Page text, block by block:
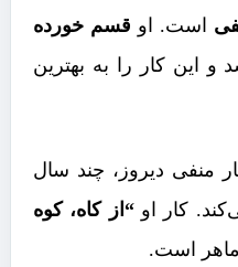
است. او قسم خورده
این کار را به بهترین
منفی دیروز، چند سال
کار او“از کاه، کوه
است.